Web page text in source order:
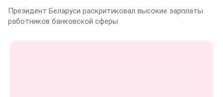
Президент Беларуси раскритиковал высокие зарплаты
работников банковской сферы